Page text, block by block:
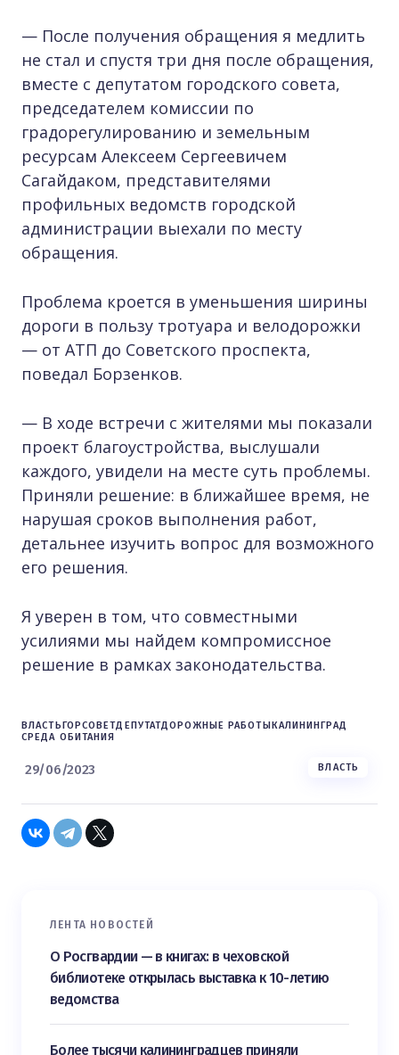
— После получения обращения я медлить
не стал и спустя три дня после обращения,
вместе с депутатом городского совета,
председателем комиссии по
градорегулированию и земельным
ресурсам Алексеем Сергеевичем
Сагайдаком, представителями
профильных ведомств городской
администрации выехали по месту
обращения.
Проблема кроется в уменьшения ширины
дороги в пользу тротуара и велодорожки
— от АТП до Советского проспекта,
поведал Борзенков.
— В ходе встречи с жителями мы показали
проект благоустройства, выслушали
каждого, увидели на месте суть проблемы.
Приняли решение: в ближайшее время, не
нарушая сроков выполнения работ,
детальнее изучить вопрос для возможного
его решения.
Я уверен в том, что совместными
усилиями мы найдем компромиссное
решение в рамках законодательства.
ВЛАСТЬГОРСОВЕТДЕПУТАТДОРОЖНЫЕ РАБОТЫКАЛИНИНГРАД
СРЕДА ОБИТАНИЯ
29/06/2023 ВЛАСТЬ
ЛЕНТА НОВОСТЕЙ
О Росгвардии — в книгах: в чеховской
библиотеке открылась выставка к 10-летию
ведомства
Более тысячи калининградцев приняли